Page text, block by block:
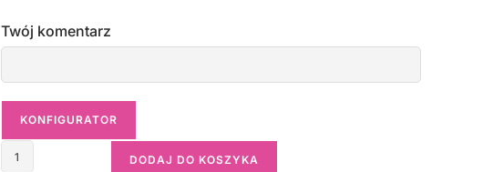
Twój komentarz
KONFIGURATOR
DODAJ DO KOSZYKA